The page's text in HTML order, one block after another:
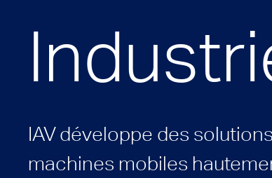
IAV développe des
machines mobiles